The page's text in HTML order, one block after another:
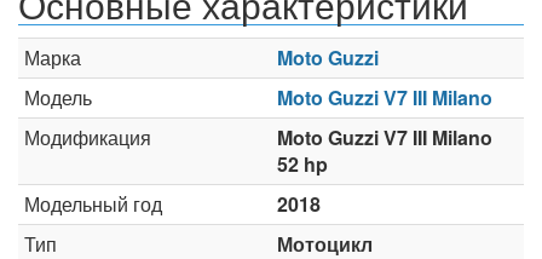
Марка
Moto Guzzi
Модель
Moto Guzzi V7 III Milano
Модификация
Moto Guzzi V7 III Milano
52 hp
Модельный год
2018
Тип
Мотоцикл